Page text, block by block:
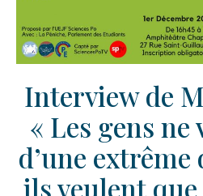
Interview de
« Les gens ne
d’une
ils veulent que